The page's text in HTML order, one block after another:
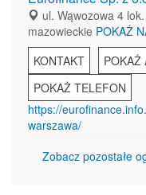
ul. Wąwozowa 4
mazowieckie POKAŻ
KONTAKT
POKAŻ
POKAŻ TELEFON
https://
warszawa/
Zobacz pozostałe